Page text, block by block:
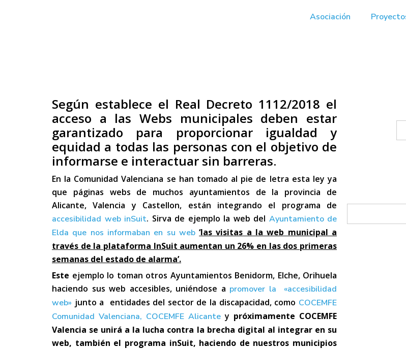
Asociación
Según establece el Real Decreto 1112/2018 el
acceso a las Webs municipales deben estar
garantizado para proporcionar igualdad y
equidad a todas las personas con el objetivo de
informarse e interactuar sin barreras.
En la Comunidad Valenciana se han tomado al pie de letra esta ley ya
que páginas webs de muchos ayuntamientos de la provincia de
Alicante, Valencia y Castellon, están integrando el programa de
accesibilidad web inSuit. Sirva de ejemplo la web del Ayuntamiento de
Elda que nos informaban en su web ‘las visitas a la web municipal a
través de la plataforma InSuit aumentan un 26% en las dos primeras
semanas del estado de alarma’.
Este ejemplo lo toman otros Ayuntamientos Benidorm, Elche, Orihuela
haciendo sus web accesibles, uniéndose a promover la «accesibilidad
web» junto a entidades del sector de la discapacidad, como COCEMFE
Comunidad Valenciana, COCEMFE Alicante y próximamente COCEMFE
Valencia se unirá a la lucha contra la brecha digital al integrar en su
web, también el programa inSuit, haciendo de nuestros municipios